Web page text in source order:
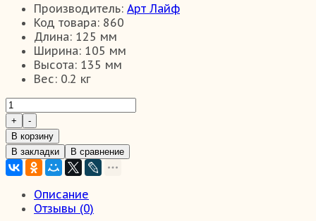
Производитель: Арт Лайф
Код товара: 860
Длина: 125 мм
Ширина: 105 мм
Высота: 135 мм
Вес: 0.2 кг
В корзину
В закладки
В сравнение
Описание
Отзывы (0)